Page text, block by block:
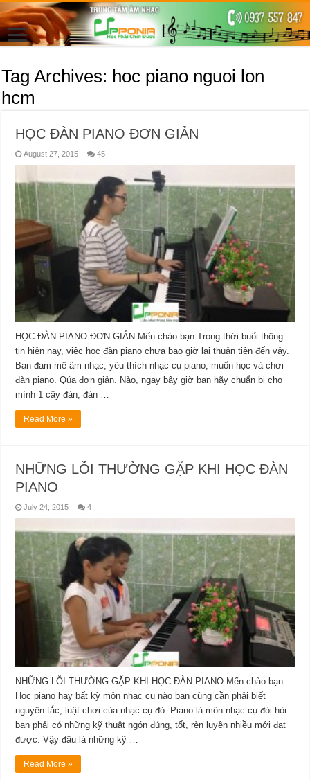
Tag Archives: hoc piano nguoi lon
hcm
HỌC ĐÀN PIANO ĐƠN GIẢN
August 27, 2015 45
HỌC ĐÀN PIANO ĐƠN GIẢN Mến chào bạn Trong thời buổi thông
tin hiện nay, việc học đàn piano chưa bao giờ lại thuận tiện đến vậy.
Bạn đam mê âm nhạc, yêu thích nhạc cụ piano, muốn học và chơi
đàn piano. Qúa đơn giản. Nào, ngay bây giờ bạn hãy chuẩn bị cho
mình 1 cây đàn, đàn …
Read More »
NHỮNG LỖI THƯỜNG GẶP KHI HỌC ĐÀN
PIANO
July 24, 2015 4
NHỮNG LỖI THƯỜNG GẶP KHI HỌC ĐÀN PIANO Mến chào bạn
Học piano hay bất kỳ môn nhạc cụ nào bạn cũng cần phải biết
nguyên tắc, luật chơi của nhạc cụ đó. Piano là môn nhạc cụ đòi hỏi
bạn phải có những kỹ thuật ngón đúng, tốt, rèn luyện nhiều mới đạt
được. Vậy đâu là những kỹ …
Read More »